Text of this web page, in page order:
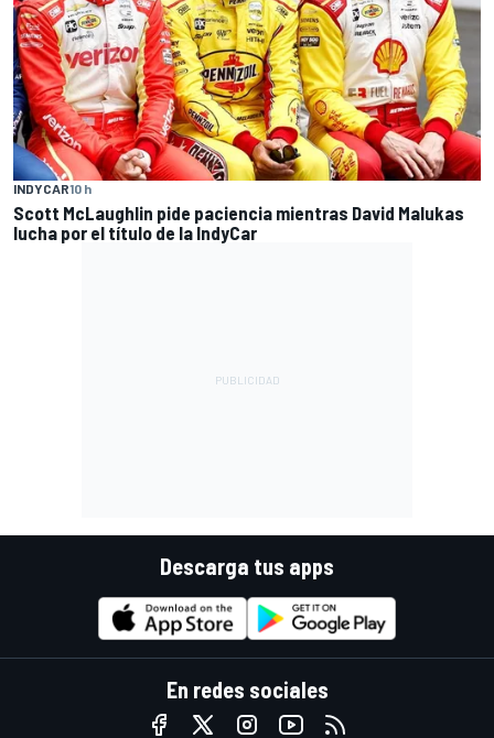
INDYCAR10 h
Scott McLaughlin pide paciencia mientras David Malukas
lucha por el título de la IndyCar
Descarga tus apps
En redes sociales